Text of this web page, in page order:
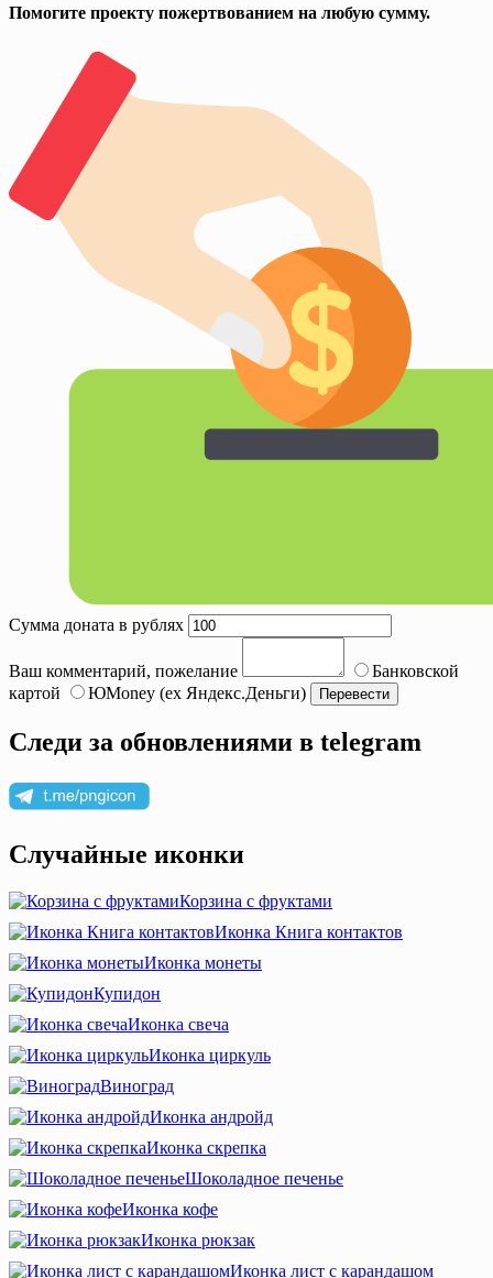
Помогите проекту пожертвованием на любую сумму.
Сумма доната в рублях
Ваш комментарий, пожелание
Банковской
картой
ЮMoney (ex Яндекс.Деньги)
Следи за обновлениями в telegram
Случайные иконки
Корзина с фруктами
Иконка Книга контактов
Иконка монеты
Купидон
Иконка свеча
Иконка циркуль
Виноград
Иконка андройд
Иконка cкрепка
Шоколадное печенье
Иконка кофе
Иконка рюкзак
Иконка лист с карандашом